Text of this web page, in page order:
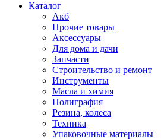
Каталог
Акб
Прочие товары
Аксессуары
Для дома и дачи
Запчасти
Строительство и ремонт
Инструменты
Масла и химия
Полиграфия
Резина, колеса
Техника
Упаковочные материалы